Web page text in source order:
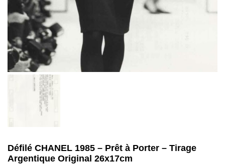
Défilé CHANEL 1985 – Prêt à Porter – Tirage
Argentique Original 26x17cm